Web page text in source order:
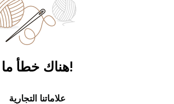
!هناك خطأ ما
علاماتنا التجارية